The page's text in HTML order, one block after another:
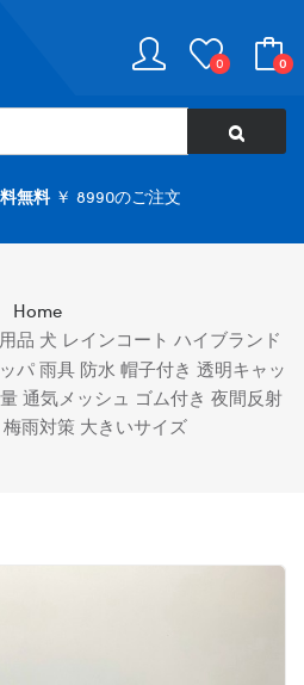
0 0
無料￥ 8990のご注文
Home
品 犬 レインコート ハイブランド
パ 雨具 防水 帽子付き 透明キャッ
通気メッシュ ゴム付き 夜間反射
雨対策 大きいサイズ